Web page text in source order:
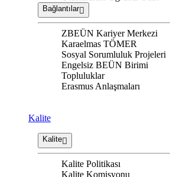
Bağlantılar
ZBEÜN Kariyer Merkezi
Karaelmas TÖMER
Sosyal Sorumluluk Projeleri
Engelsiz BEÜN Birimi
Topluluklar
Erasmus Anlaşmaları
Kalite
Kalite
Kalite Politikası
Kalite Komisyonu